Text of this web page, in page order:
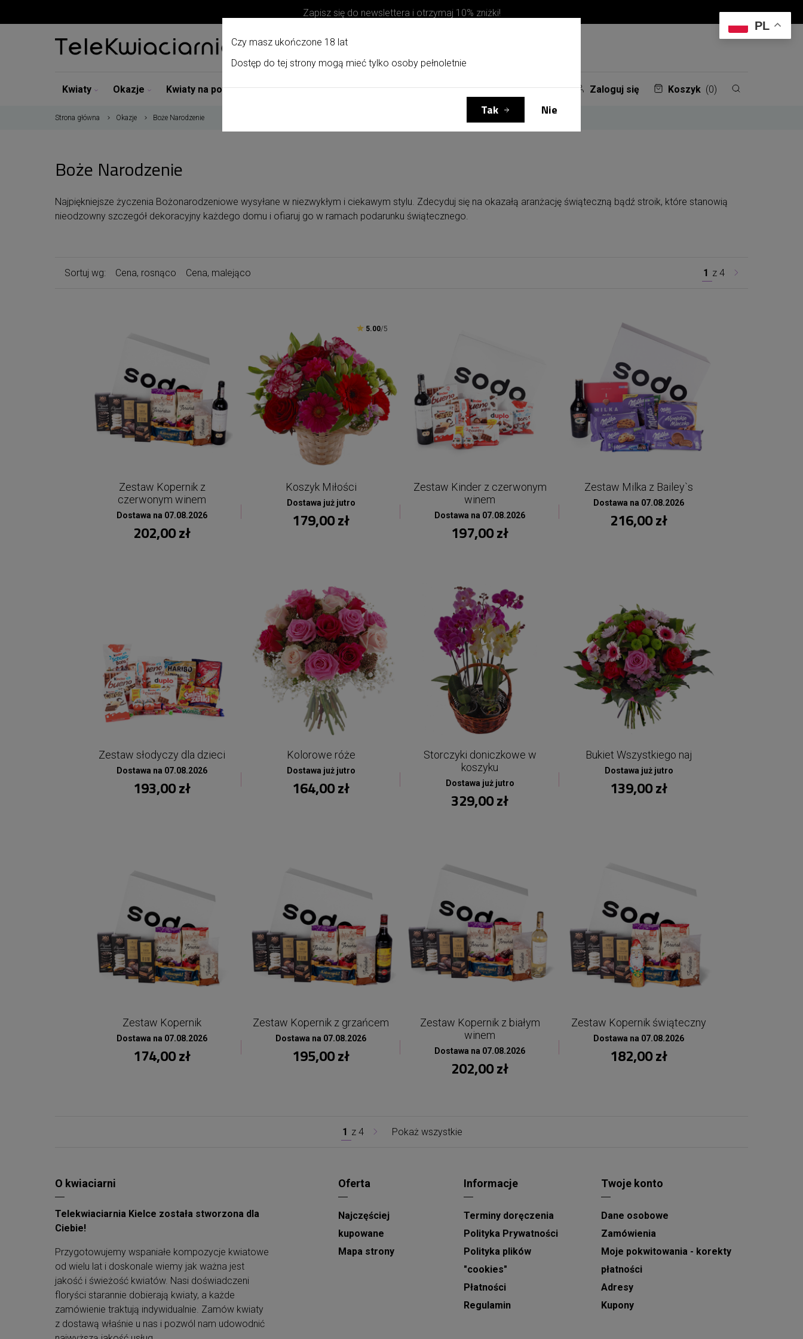
Zapisz się do newslettera i otrzymaj 10% zniżki!
Kwiaty Okazje Kwiaty na pogrzeb Kosze upominkowe Kontakt Zaloguj się Koszyk (0)
Strona główna Okazje Boże Narodzenie
Boże Narodzenie
Najpiękniejsze życzenia Bożonarodzeniowe wysyłane w niezwykłym i ciekawym stylu. Zdecyduj się na okazałą aranżację świąteczną bądź stroik, które stanowią
nieodzowny szczegół dekoracyjny każdego domu i ofiaruj go w ramach podarunku świątecznego.
Sortuj wg: Cena, rosnąco Cena, malejąco 1 z 4
Zestaw Kopernik z
czerwonym winem
Dostawa na 07.08.2026
202,00 zł
5.00/5
Koszyk Miłości
Dostawa już jutro
179,00 zł
Zestaw Kinder z czerwonym
winem
Dostawa na 07.08.2026
197,00 zł
Zestaw Milka z Bailey`s
Dostawa na 07.08.2026
216,00 zł
Zestaw słodyczy dla dzieci
Dostawa na 07.08.2026
193,00 zł
Kolorowe róże
Dostawa już jutro
164,00 zł
Storczyki doniczkowe w
koszyku
Dostawa już jutro
329,00 zł
Bukiet Wszystkiego naj
Dostawa już jutro
139,00 zł
Zestaw Kopernik
Dostawa na 07.08.2026
174,00 zł
Zestaw Kopernik z grzańcem
Dostawa na 07.08.2026
195,00 zł
Zestaw Kopernik z białym
winem
Dostawa na 07.08.2026
202,00 zł
Zestaw Kopernik świąteczny
Dostawa na 07.08.2026
182,00 zł
1 z 4 Pokaż wszystkie
O kwiaciarni
Telekwiaciarnia Kielce została stworzona dla
Ciebie!
Przygotowujemy wspaniałe kompozycje kwiatowe
od wielu lat i doskonale wiemy jak ważna jest
jakość i świeżość kwiatów. Nasi doświadczeni
floryści starannie dobierają kwiaty, a każde
zamówienie traktują indywidualnie. Zamów kwiaty
z dostawą właśnie u nas i pozwól nam udowodnić
Oferta
Najczęściej
kupowane
Mapa strony
Informacje
Terminy doręczenia
Polityka Prywatności
Polityka plików
"cookies"
Płatności
Regulamin
Twoje konto
Dane osobowe
Zamówienia
Moje pokwitowania - korekty
płatności
Adresy
Kupony
Czy masz ukończone 18 lat
Dostęp do tej strony mogą mieć tylko osoby pełnoletnie
Tak Nie
PL